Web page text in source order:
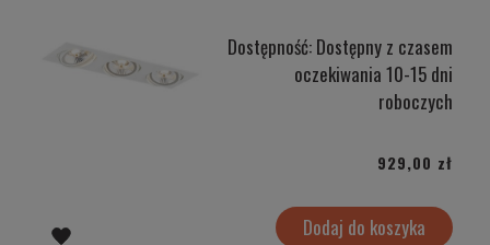
Dostępność: Dostępny z czasem
oczekiwania 10-15 dni
roboczych
929,00 zł
Dodaj do koszyka